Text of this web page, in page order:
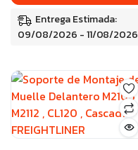
Entrega Estimada:
09/08/2026 - 11/08/2026